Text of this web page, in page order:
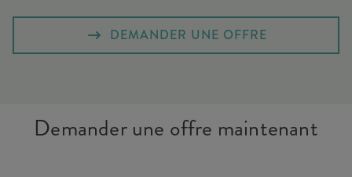
DEMANDER UNE OFFRE
Demander une offre maintenant